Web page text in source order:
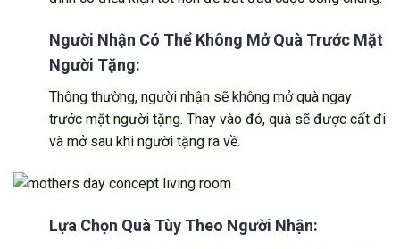
Người Nhận Có Thể Không Mở Quà Trước Mặt
Người Tặng:
Thông thường, người nhận sẽ không mở quà ngay
trước mặt người tặng. Thay vào đó, quà sẽ được cất đi
và mở sau khi người tặng ra về.
Lựa Chọn Quà Tùy Theo Người Nhận: